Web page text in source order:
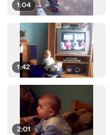
1:04
1:42
2:01